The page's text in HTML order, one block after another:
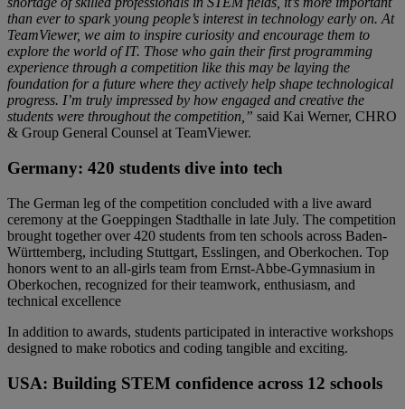
than ever to spark young people’s interest in technology early on. At
TeamViewer, we aim to inspire curiosity and encourage them to
explore the world of IT. Those who gain their first programming
experience through a competition like this may be laying the
foundation for a future where they actively help shape technological
progress. I’m truly impressed by how engaged and creative the
students were throughout the competition,” said Kai Werner, CHRO
& Group General Counsel at TeamViewer.
Germany: 420 students dive into tech
The German leg of the competition concluded with a live award
ceremony at the Goeppingen Stadthalle in late July. The competition
brought together over 420 students from ten schools across Baden-
Württemberg, including Stuttgart, Esslingen, and Oberkochen. Top
honors went to an all-girls team from Ernst-Abbe-Gymnasium in
Oberkochen, recognized for their teamwork, enthusiasm, and
technical excellence
In addition to awards, students participated in interactive workshops
designed to make robotics and coding tangible and exciting.
USA: Building STEM confidence across 12 schools